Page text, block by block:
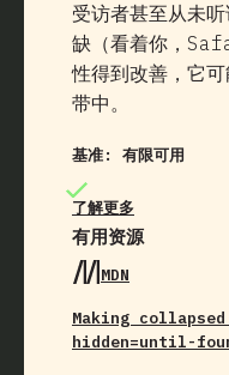
受访者甚至从未
缺（看着你，
性得到改善，它
带中。
基准: 有限可用
了解更多
有用资源
MDN
Making
hidden=until-